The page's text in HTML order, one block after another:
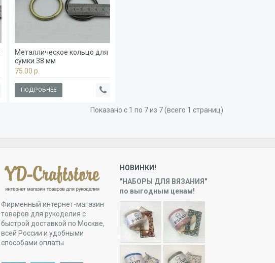
Металлическое кольцо для
сумки 38 мм
75.00 р.
ПОДРОБНЕЕ
Показано с 1 по 7 из 7 (всего 1 страниц)
Фирменный интернет-магазин
товаров для рукоделия с
быстрой доставкой по Москве,
всей России и удобными
способами оплаты
НОВИНКИ!
"НАБОРЫ ДЛЯ ВЯЗАНИЯ"
по выгодным ценам!